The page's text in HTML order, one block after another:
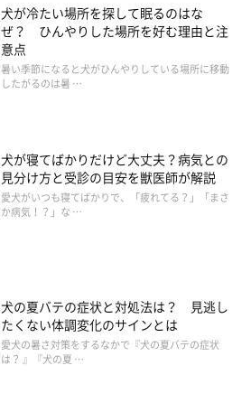
犬が冷たい場所を探して眠るのはな
ぜ？ ひんやりした場所を好む理由と注
意点
暑い季節になると犬がひんやりしている場所に移動
したがるのは暑 …
犬が寝てばかりだけど大丈夫？病気との
見分け方と受診の目安を獣医師が解説
愛犬がいつも寝てばかりで、「疲れてる？」「まさ
か病気！？」な …
犬の夏バテの症状と対処法は？ 見逃し
たくない体調変化のサインとは
愛犬の暑さ対策をするなかで『犬の夏バテの症状
は？ 』『犬の夏 …